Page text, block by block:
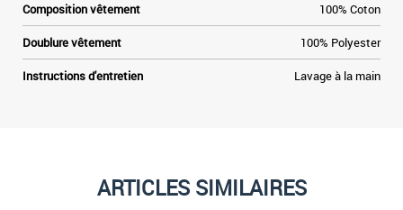
Composition vêtement 100% Coton
Doublure vêtement 100% Polyester
Instructions d'entretien Lavage à la main
ARTICLES SIMILAIRES